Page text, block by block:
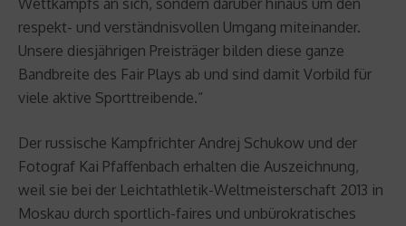
respekt- und verständnisvollen Umgang miteinander.
Unsere diesjährigen Preisträger bilden diese ganze
Bandbreite des Fair Plays ab und sind damit Vorbild für
viele aktive Sporttreibende.“
Der russische Kampfrichter Andrej Schukow und der
Fotograf Kai Pfaffenbach erhalten die Auszeichnung,
weil sie bei der Leichtathletik-Weltmeisterschaft 2013 in
Moskau durch sportlich-faires und unbürokratisches